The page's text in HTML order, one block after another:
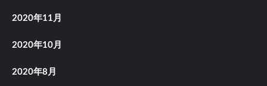
2020年11月
2020年10月
2020年8月